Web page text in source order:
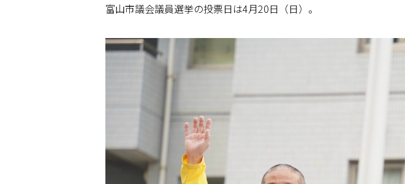
富山市議会議員選挙の投票日は4月20日（日）。